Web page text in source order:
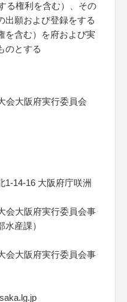
る権利を含む）、その
出願および登録をする
を含む）を府および実
のとする
会大阪府実行委員会
1-14-16 大阪府庁咲洲
会大阪府実行委員会事
産課）
会大阪府実行委員会事